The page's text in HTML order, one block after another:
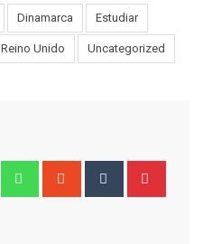
Dinamarca Estudiar
Reino Unido Uncategorized
LinkedIn WhatsappStumbleUpon
Tumblr